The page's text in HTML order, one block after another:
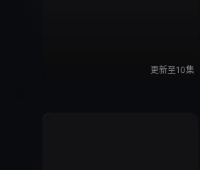
更新至10集